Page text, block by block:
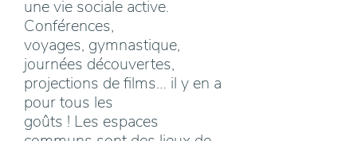
une vie sociale active.
Conférences,
voyages, gymnastique,
journées découvertes,
projections de films… il y en a
pour tous les
goûts ! Les espaces